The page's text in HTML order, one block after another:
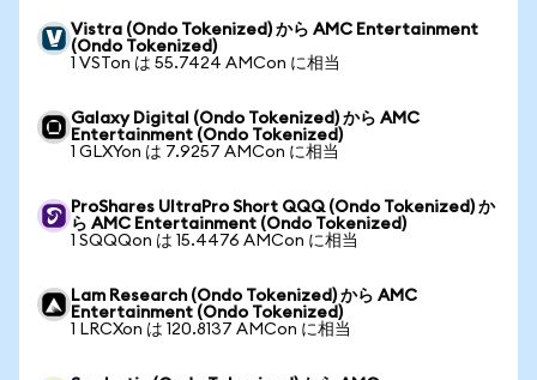
Vistra (Ondo Tokenized) から AMC Entertainment
(Ondo Tokenized)
1 VSTon は 55.7424 AMCon に相当
Galaxy Digital (Ondo Tokenized) から AMC
Entertainment (Ondo Tokenized)
1 GLXYon は 7.9257 AMCon に相当
ProShares UltraPro Short QQQ (Ondo Tokenized) か
ら AMC Entertainment (Ondo Tokenized)
1 SQQQon は 15.4476 AMCon に相当
Lam Research (Ondo Tokenized) から AMC
Entertainment (Ondo Tokenized)
1 LRCXon は 120.8137 AMCon に相当